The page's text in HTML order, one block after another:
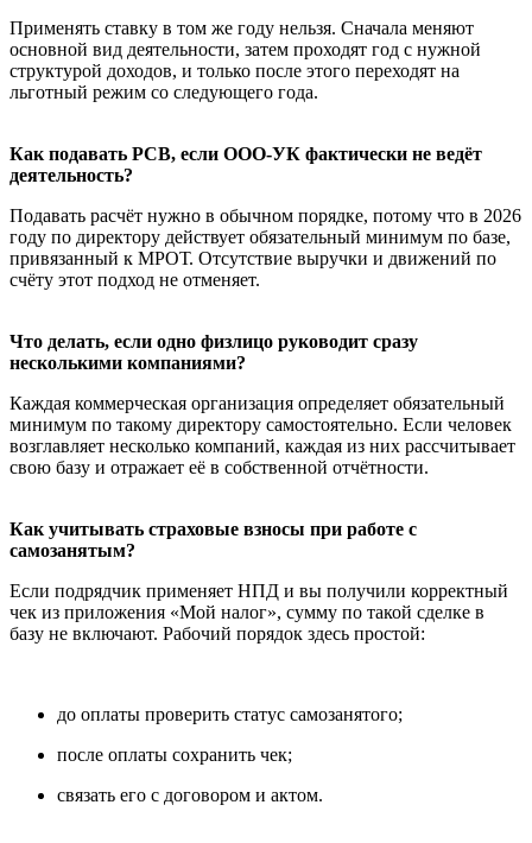
Применять ставку в том же году нельзя. Сначала меняют
основной вид деятельности, затем проходят год с нужной
структурой доходов, и только после этого переходят на
льготный режим со следующего года.
Как подавать РСВ, если ООО-УК фактически не ведёт
деятельность?
Подавать расчёт нужно в обычном порядке, потому что в 2026
году по директору действует обязательный минимум по базе,
привязанный к МРОТ. Отсутствие выручки и движений по
счёту этот подход не отменяет.
Что делать, если одно физлицо руководит сразу
несколькими компаниями?
Каждая коммерческая организация определяет обязательный
минимум по такому директору самостоятельно. Если человек
возглавляет несколько компаний, каждая из них рассчитывает
свою базу и отражает её в собственной отчётности.
Как учитывать страховые взносы при работе с
самозанятым?
Если подрядчик применяет НПД и вы получили корректный
чек из приложения «Мой налог», сумму по такой сделке в
базу не включают. Рабочий порядок здесь простой:
до оплаты проверить статус самозанятого;
после оплаты сохранить чек;
связать его с договором и актом.